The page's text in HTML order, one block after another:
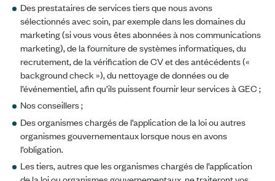
Des prestataires de services tiers que nous avons
sélectionnés avec soin, par exemple dans les domaines du
marketing (si vous vous êtes abonnées à nos communications
marketing), de la fourniture de systèmes informatiques, du
recrutement, de la vérification de CV et des antécédents («
background check »), du nettoyage de données ou de
l’événementiel, afin qu’ils puissent fournir leur services à GEC ;
Nos conseillers ;
Des organismes chargés de l’application de la loi ou autres
organismes gouvernementaux lorsque nous en avons
l’obligation.
Les tiers, autres que les organismes chargés de l’application